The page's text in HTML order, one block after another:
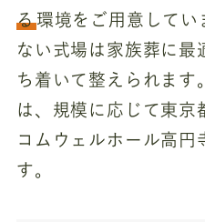
る環境をご用意してい
ない式場は家族葬に最
ち着いて整えられます
は、規模に応じて東京
コムウェルホール高円
す。